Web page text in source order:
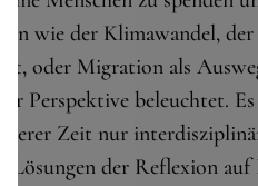
wie der Klimawandel,
oder Migration als
Perspektive beleuchtet.
Zeit nur
Lösungen der Reflexion